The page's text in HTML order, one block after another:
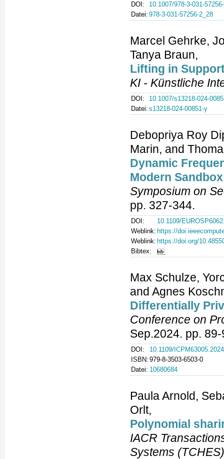
DOI:
10.1007/978-3-031-
Datei: 978-3-031-57256-2_28
Marcel Gehrke,
Tanya Braun,
Lifting in
KI - Künstliche
DOI:
10.1007/s13218-024-
Datei: s13218-024-00851-y
Debopriya Roy
Marin, and
Dynamic
Modern
Symposium on
pp. 327-344.
DOI:
10.1109/
Weblink: https://
Weblink: https://doi.org/
Bibtex:
Max Schulze,
and Agnes
Differentially
Conference on
Sep.2024. pp.
DOI:
10.1109/
ISBN: 979-8-3503-6503-0
Datei: 10680684
Paula Arnold,
Orlt,
Polynomial
IACR
Systems (TCHES)